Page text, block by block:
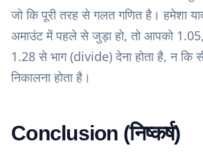
जो कि पूरी तरह से गलत गणित है। हमेशा
अमाउंट में पहले से जुड़ा हो, तो आपको
1.28 से भाग (divide) देना होता है, न कि
निकालना होता है।
Conclusion (निष्कर्ष)